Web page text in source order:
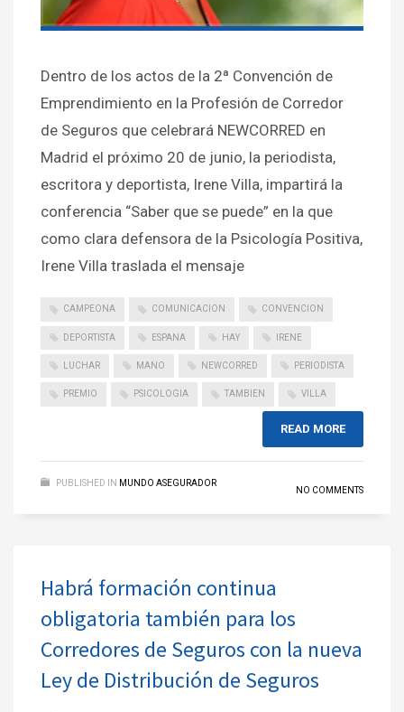
Dentro de los actos de la 2ª Convención de
Emprendimiento en la Profesión de Corredor
de Seguros que celebrará NEWCORRED en
Madrid el próximo 20 de junio, la periodista,
escritora y deportista, Irene Villa, impartirá la
conferencia “Saber que se puede” en la que
como clara defensora de la Psicología Positiva,
Irene Villa traslada el mensaje
CAMPEONA COMUNICACION CONVENCION
DEPORTISTA ESPANA HAY IRENE
LUCHAR MANO NEWCORRED PERIODISTA
PREMIO PSICOLOGIA TAMBIEN VILLA
READ MORE
PUBLISHED IN MUNDO ASEGURADOR
NO COMMENTS
Habrá formación continua
obligatoria también para los
Corredores de Seguros con la nueva
Ley de Distribución de Seguros